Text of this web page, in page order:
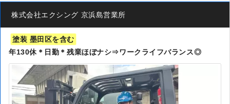
株式会社エクシング 京浜島営業所
塗装 墨田区を含む
年130休＊日勤＊残業ほぼナシ⇒ワークライフバランス◎